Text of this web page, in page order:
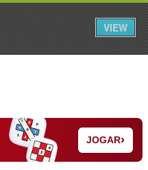
Assine Iniciar Sessão
JOGAR›
VIEW